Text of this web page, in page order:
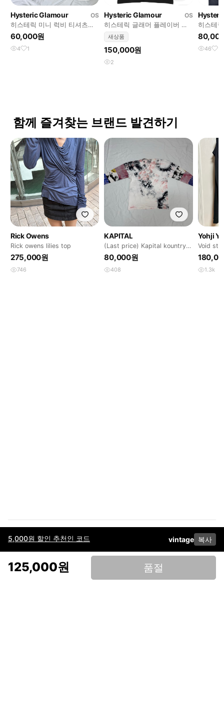
5,000원 할인 추천인 코드 vintage 복사
125,000원 품절
Hysteric Glamour
OS
히스테릭 미니 럭비 티셔츠
y2k
60,000원
4 1
Hysteric Glamour
OS
히스테릭 글래머 플레이버 치
비 티셔츠 블랙
새상품
150,000원
2
히스테
46 5
함께 즐겨찾는 브랜드 발견하기
Rick Owens
Rick owens lilies top
275,000원
746
KAPITAL
(Last price) Kapital kountry
redux 롱슬리브
80,000원
408
Yohji
Void
1.3k
이용약관고객센터판매개인정보 처리방침사업자 정보다운로드